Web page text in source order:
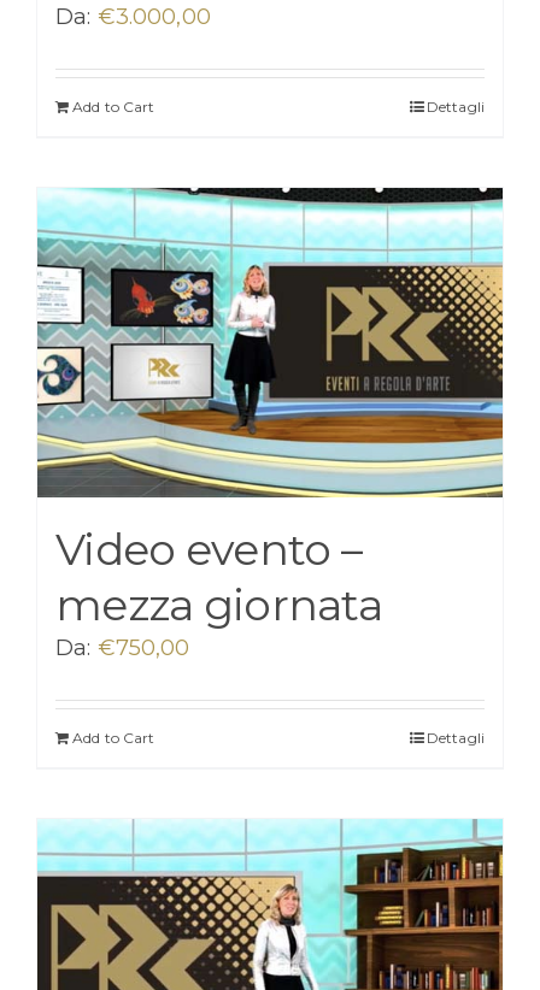
Da: €3.000,00
Add to Cart Dettagli
Video evento –
mezza giornata
Da: €750,00
Add to Cart Dettagli